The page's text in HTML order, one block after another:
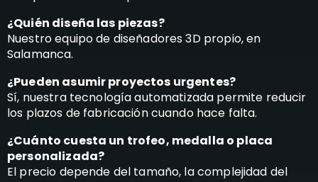
¿Quién diseña las piezas?
Nuestro equipo de diseñadores 3D propio, en
Salamanca.
¿Pueden asumir proyectos urgentes?
Sí, nuestra tecnología automatizada permite reducir
los plazos de fabricación cuando hace falta.
¿Cuánto cuesta un trofeo, medalla o placa
personalizada?
El precio depende del tamaño, la complejidad del